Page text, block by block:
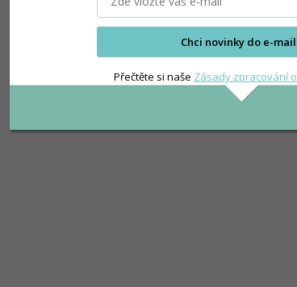
Chci novinky do e-
Přečtěte si naše Zásady zpracování